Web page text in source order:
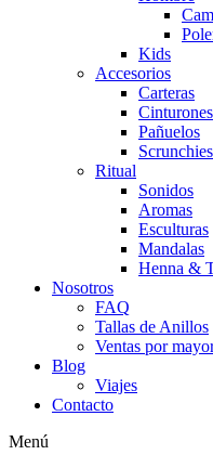
Kids
Accesorios
Carteras
Cinturones
Pañuelos
Ritual
Sonidos
Aromas
Esculturas
Mandalas
Henna &
Nosotros
FAQ
Tallas de Anillos
Ventas por
Blog
Viajes
Contacto
Menú